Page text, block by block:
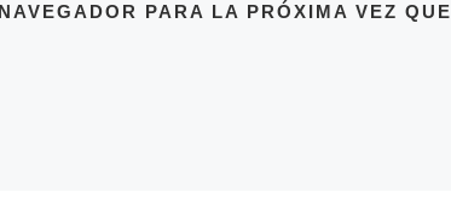
PARA LA PRÓXIMA VEZ QUE